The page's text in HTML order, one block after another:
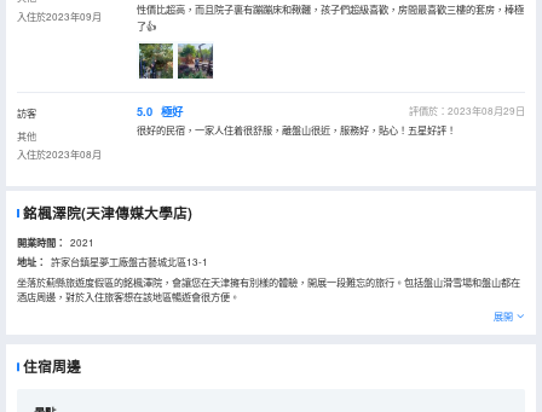
入住於2023年09月
性價比超高，而且院子裏有蹦蹦床和鞦韆，孩子們超級喜歡，房間最喜歡三樓的套房，棒極
了👍
訪客
其他
入住於2023年08月
5.0 極好
評價於：2023年08月29日
很好的民宿，一家人住着很舒服，離盤山很近，服務好，貼心！五星好評！
銘楓澤院(天津傳媒大學店)
開業時間： 2021
地址：
許家台鎮星夢工廠盤古藝城北區13-1
坐落於薊縣旅遊度假區的銘楓澤院，會讓您在天津擁有別樣的體驗，開展一段難忘的旅行。包括盤山滑雪場和盤山都在
酒店周邊，對於入住旅客想在該地區暢遊會很方便。
院內可燒烤，提供烤架及木炭，需房客自帶食材與竹籤。可預約烤全羊，整羊價格按市價收取，專業廚師現場烤制。優
展開
住宿周邊